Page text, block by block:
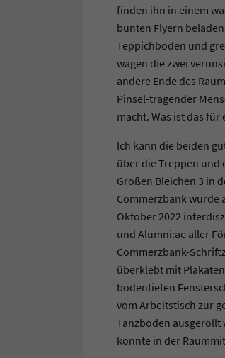
finden ihn in einem
bunten Flyern
Teppichboden und
wagen die zwei
andere Ende des
Pinsel-tragender
macht. Was ist das für
Ich kann die beiden
über die Treppen und
Großen Bleichen 3 in
Commerzbank wurde
Oktober 2022
und Alumni:ae aller
Commerzbank-
überklebt mit
bodentiefen
vom Arbeitstisch zur
Tanzboden ausgerollt
konnte in der